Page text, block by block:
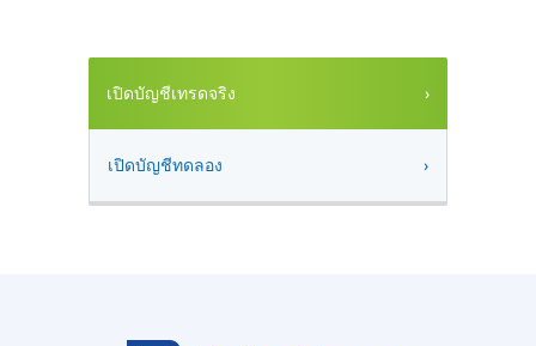
เปิดบัญชีเทรดจริง
เปิดบัญชีทดลอง